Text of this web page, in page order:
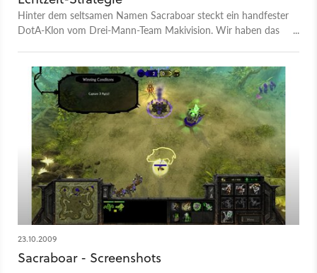
Hinter dem seltsamen Namen Sacraboar steckt ein handfester
DotA-Klon vom Drei-Mann-Team Makivision. Wir haben das
23.10.2009
Sacraboar - Screenshots